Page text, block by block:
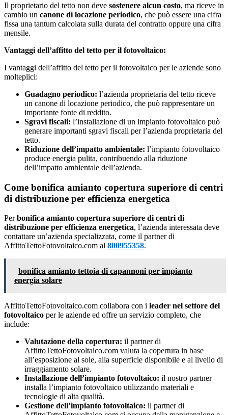
Il proprietario del tetto non deve sostenere alcun costo, ma riceve in
cambio un canone di locazione periodico, che può essere una cifra
fissa una tantum calcolata sulla durata del contratto oppure una cifra
mensile.
Vantaggi dell’affitto del tetto per il fotovoltaico:
I vantaggi dell’affitto del tetto per il fotovoltaico per le aziende sono
molteplici:
Guadagno periodico: l’azienda proprietaria del tetto riceve
un canone di locazione periodico, che può rappresentare un
importante fonte di reddito.
Sgravi fiscali: l’installazione di un impianto fotovoltaico può
generare importanti sgravi fiscali per l’azienda proprietaria del
tetto.
Riduzione dell’impatto ambientale: l’impianto fotovoltaico
produce energia pulita, contribuendo alla riduzione
dell’impatto ambientale dell’azienda.
Come bonifica amianto copertura superiore di centri
di distribuzione per efficienza energetica
Perbonifica amianto copertura superiore di centri di
distribuzione per efficienza energetica, l’azienda interessata deve
contattare un’azienda specializzata, come il partner di
AffittoTettoFotovoltaico.com al 800955358.
bonifica amianto tettoia di capannoni per impianto
energia solare
AffittoTettoFotovoltaico.com collabora con i leader nel settore del
fotovoltaico per le aziende ed offre un servizio completo, che
include:
Valutazione della copertura: il partner di
AffittoTettoFotovoltaico.com valuta la copertura in base
all’esposizione al sole, alla superficie disponibile e al livello di
irraggiamento solare.
Installazione dell’impianto fotovoltaico: il nostro partner
installa l’impianto fotovoltaico utilizzando materiali e
tecnologie di alta qualità.
Gestione dell’impianto fotovoltaico: il partner di